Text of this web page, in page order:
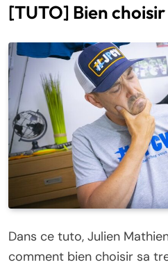
[TUTO] Bien
Dans ce tuto, Julien
comment bien choisir sa